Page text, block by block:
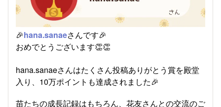
🎉hana.sanaeさんです🎉
おめでとうございます👏👏
hana.sanaeさんはたくさん投稿ありがとう賞を殿堂
入り、10万ポイントも達成されました🎉
苗たちの成長記録はもちろん、花友さんとの交流のご